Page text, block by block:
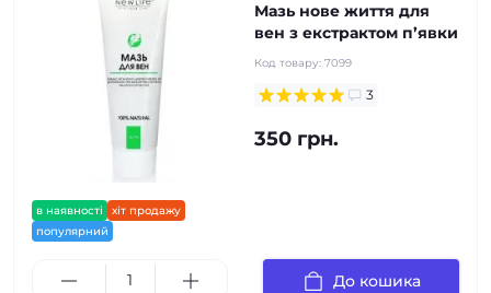
в наявності
хіт продажу
популярний
Мазь нове життя для
вен з екстрактом п’явки
Код товару: 7099
3
350 грн.
До кошика